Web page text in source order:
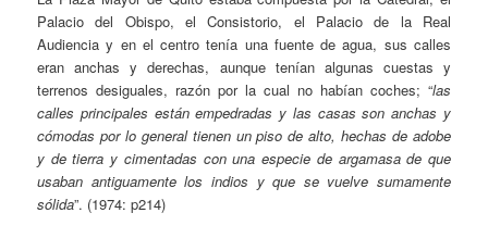
Palacio del Obispo, el Consistorio, el Palacio de la Real
Audiencia y en el centro tenía una fuente de agua, sus calles
eran anchas y derechas, aunque tenían algunas cuestas y
terrenos desiguales, razón por la cual no habían coches; “las
calles principales están empedradas y las casas son anchas y
cómodas por lo general tienen un piso de alto, hechas de adobe
y de tierra y cimentadas con una especie de argamasa de que
usaban antiguamente los indios y que se vuelve sumamente
sólida”. (1974: p214)